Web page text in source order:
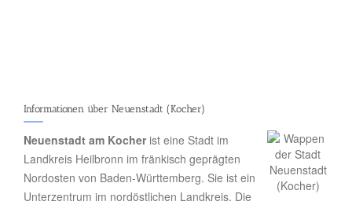
Informationen über Neuenstadt (Kocher)
Neuenstadt am Kocherist eine Stadt im
Landkreis Heilbronn im fränkisch geprägten
Nordosten von Baden-Württemberg. Sie ist ein
Unterzentrum im nordöstlichen Landkreis. Die